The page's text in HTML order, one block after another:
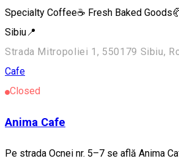
Specialty Coffee☕ Fresh Baked
Sibiu📍
Strada Mitropoliei 1, 550179 Sibiu,
Cafe
Closed
Anima Cafe
Pe strada Ocnei nr. 5–7 se află Anima